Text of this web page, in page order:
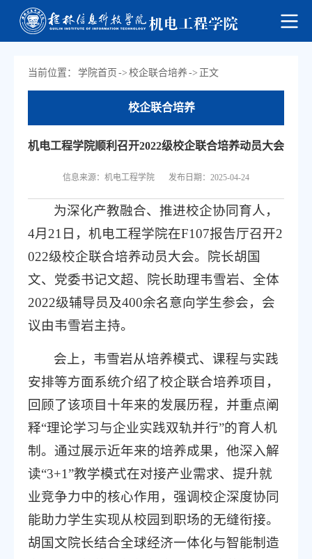
当前位置： 学院首页 -> 校企联合培养 -> 正文
校企联合培养
机电工程学院顺利召开2022级校企联合培养动员大会
信息来源：机电工程学院 发布日期：2025-04-24
为深化产教融合、推进校企协同育人，
4月21日，机电工程学院在F107报告厅召开2
022级校企联合培养动员大会。院长胡国
文、党委书记文超、院长助理韦雪岩、全体
2022级辅导员及400余名意向学生参会，会
议由韦雪岩主持。
会上，韦雪岩从培养模式、课程与实践
安排等方面系统介绍了校企联合培养项目，
回顾了该项目十年来的发展历程，并重点阐
释“理论学习与企业实践双轨并行”的育人机
制。通过展示近年来的培养成果，他深入解
读“3+1”教学模式在对接产业需求、提升就
业竞争力中的核心作用，强调校企深度协同
能助力学生实现从校园到职场的无缝衔接。
胡国文院长结合全球经济一体化与智能制造